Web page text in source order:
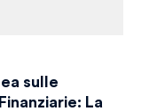
sulle
La